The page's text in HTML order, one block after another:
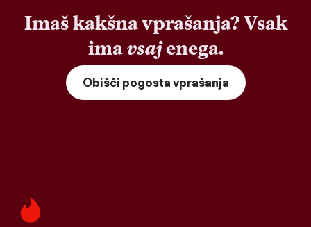
Imaš kakšna vprašanja? Vsak
imavsajenega.
Obišči pogosta vprašanja